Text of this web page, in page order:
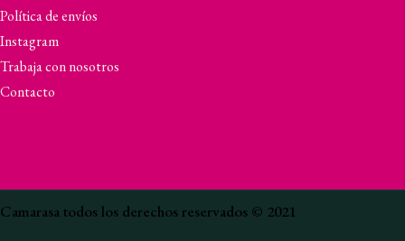
Política de envíos
Instagram
Trabaja con nosotros
Contacto
Camarasa todos los derechos reservados © 2021